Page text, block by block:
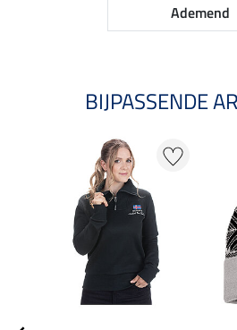
Ademend
BIJPASSENDE